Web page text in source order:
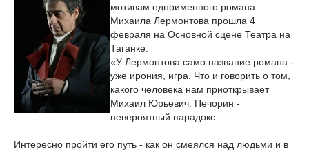
мотивам одноименного романа
Михаила Лермонтова прошла 4
февраля на Основной сцене Театра на
Таганке.
«У Лермонтова само название романа -
уже ирония, игра. Что и говорить о том,
какого человека нам приоткрывает
Михаил Юрьевич. Печорин -
невероятный парадокс.
Интересно пройти его путь - как он смеялся над людьми и в